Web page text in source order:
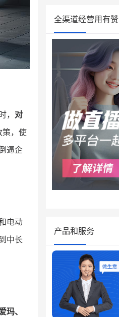
， 对
策，使
逼企
电动
中长
玛、
全渠道经营用有赞
产品和服务